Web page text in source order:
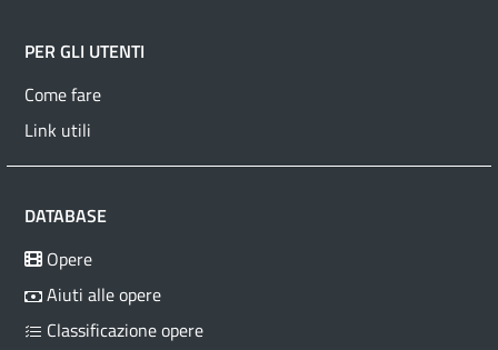
PER GLI UTENTI
Come fare
Link utili
DATABASE
Opere
Aiuti alle opere
Classificazione opere